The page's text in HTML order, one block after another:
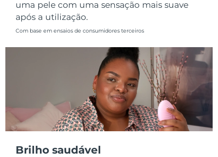
uma pele com uma sensação mais suave
após a utilização.
Com base em ensaios de consumidores terceiros
Brilho saudável